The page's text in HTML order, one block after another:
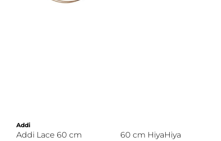
Addi
Addi Lace 60 cm
60 cm HiyaHiya